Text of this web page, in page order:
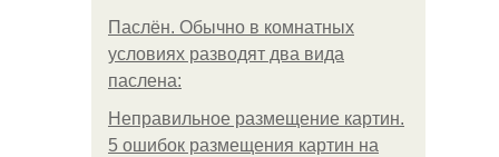
Паслён. Обычно в комнатных
условиях разводят два вида
паслена:
Неправильное размещение картин.
5 ошибок размещения картин на